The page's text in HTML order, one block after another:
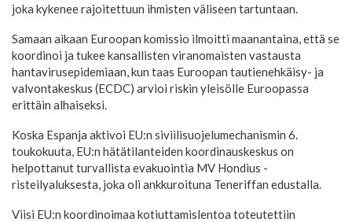
joka kykenee rajoitettuun ihmisten väliseen tartuntaan.
Samaan aikaan Euroopan komissio ilmoitti maanantaina, että se
koordinoi ja tukee kansallisten viranomaisten vastausta
hantavirusepidemiaan, kun taas Euroopan tautienehkäisy- ja
valvontakeskus (ECDC) arvioi riskin yleisölle Euroopassa
erittäin alhaiseksi.
Koska Espanja aktivoi EU:n siviilisuojelumechanismin 6.
toukokuuta, EU:n hätätilanteiden koordinauskeskus on
helpottanut turvallista evakuointia MV Hondius -
risteilyaluksesta, joka oli ankkuroituna Teneriffan edustalla.
Viisi EU:n koordinoimaa kotiuttamislentoa toteutettiin